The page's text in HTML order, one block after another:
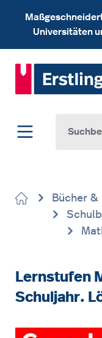
Zum Hauptinhalt
Universitäten
Bücher
Lernstufen
Schuljahr.